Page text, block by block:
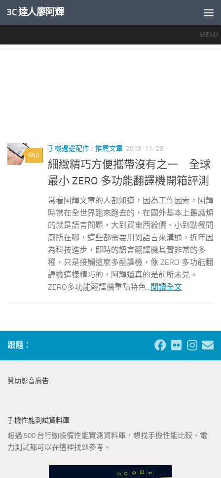
內文下方
3C 達人廖阿輝
MENU
0
手機週邊配件/ 推薦文章 2019-11-28
細緻精巧方便攜帶沒有之一 全球
最小 ZERO 多功能翻譯機開箱評測
常看阿輝文章的人都知道，因為工作因素，阿輝
時常在全世界跑來跑去的，在國外基本上最麻煩
的就是語言問題，大到買東西殺價、小到點餐問
廁所在哪，這些都需要用到語言來溝通，近年因
為科技進步，即時的語言翻譯機其實非常的多
種，只是接觸這麼多翻譯機，像 ZERO 多功能翻
譯機這樣精巧的，阿輝還真的是前所未見。
ZERO多功能翻譯機重點特色...閱讀全文
跟隨：
贊助影音廣告
手機性能測試資料庫
超過 500 台行動設備性能實測資料庫，想找手機性能比較、電
力測試都可以在這裡找到參考。